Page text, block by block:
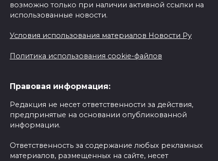
возможно только при наличии активной ссылки на
использованные новости.
Условия использования материалов Новости Ру
Политика использования cookie-файлов
Правовая информация:
Редакция не несет ответственности за действия,
предпринятые на основании опубликованной
информации.
Ответственность за содержание любых рекламных
материалов, размещенных на сайте, несет